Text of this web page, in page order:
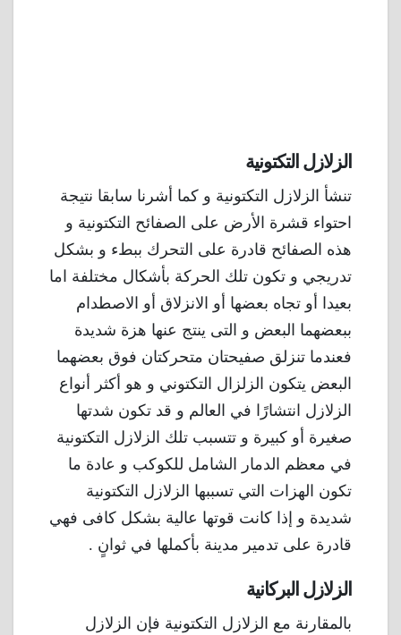
الزلازل التكتونية
تنشأ الزلازل التكتونية و كما أشرنا سابقا نتيجة
احتواء قشرة الأرض على الصفائح التكتونية و
هذه الصفائح قادرة على التحرك ببطء و بشكل
تدريجي و تكون تلك الحركة بأشكال مختلفة اما
بعيدا أو تجاه بعضها أو الانزلاق أو الاصطدام
ببعضهما البعض و التى ينتج عنها هزة شديدة
فعندما تنزلق صفيحتان متحركتان فوق بعضهما
البعض يتكون الزلزال التكتوني و هو أكثر أنواع
الزلازل انتشارًا في العالم و قد تكون شدتها
صغيرة أو كبيرة و تتسبب تلك الزلازل التكتونية
في معظم الدمار الشامل للكوكب و عادة ما
تكون الهزات التي تسببها الزلازل التكتونية
شديدة و إذا كانت قوتها عالية بشكل كافى فهي
قادرة على تدمير مدينة بأكملها في ثوانٍ .
الزلازل البركانية
بالمقارنة مع الزلازل التكتونية فإن الزلازل